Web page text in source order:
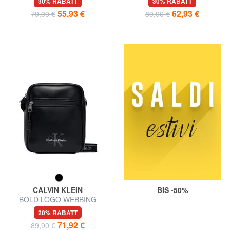
79,90 € 55,93 € 89,90 € 62,93 €
CALVIN KLEIN
BOLD LOGO WEBBING
Umhängetasche
20% RABATT
89,90 € 71,92 €
BIS -50%